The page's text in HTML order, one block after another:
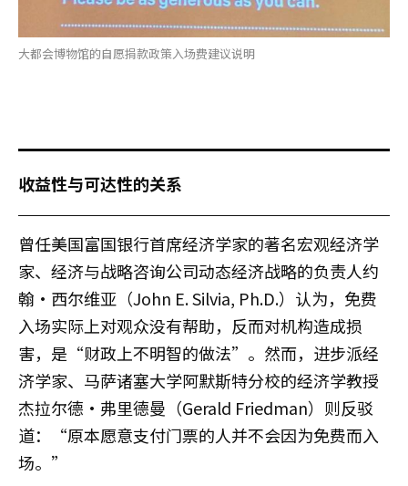
大都会博物馆的自愿捐款政策入场费建议说明
收益性与可达性的关系
曾任美国富国银行首席经济学家的著名宏观经济学
家、经济与战略咨询公司动态经济战略的负责人约
翰·西尔维亚（John E. Silvia, Ph.D.）认为，免费
入场实际上对观众没有帮助，反而对机构造成损
害，是“财政上不明智的做法”。然而，进步派经
济学家、马萨诸塞大学阿默斯特分校的经济学教授
杰拉尔德·弗里德曼（Gerald Friedman）则反驳
道：“原本愿意支付门票的人并不会因为免费而入
场。”